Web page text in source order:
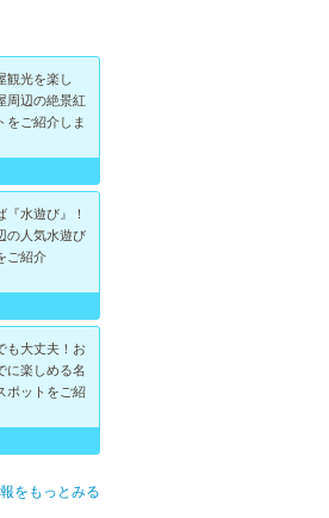
観光を楽し
周辺の絶景紅
をご紹介しま
『水遊び』！
の人気水遊び
ご紹介
も大丈夫！お
に楽しめる名
ポットをご紹
をもっとみる